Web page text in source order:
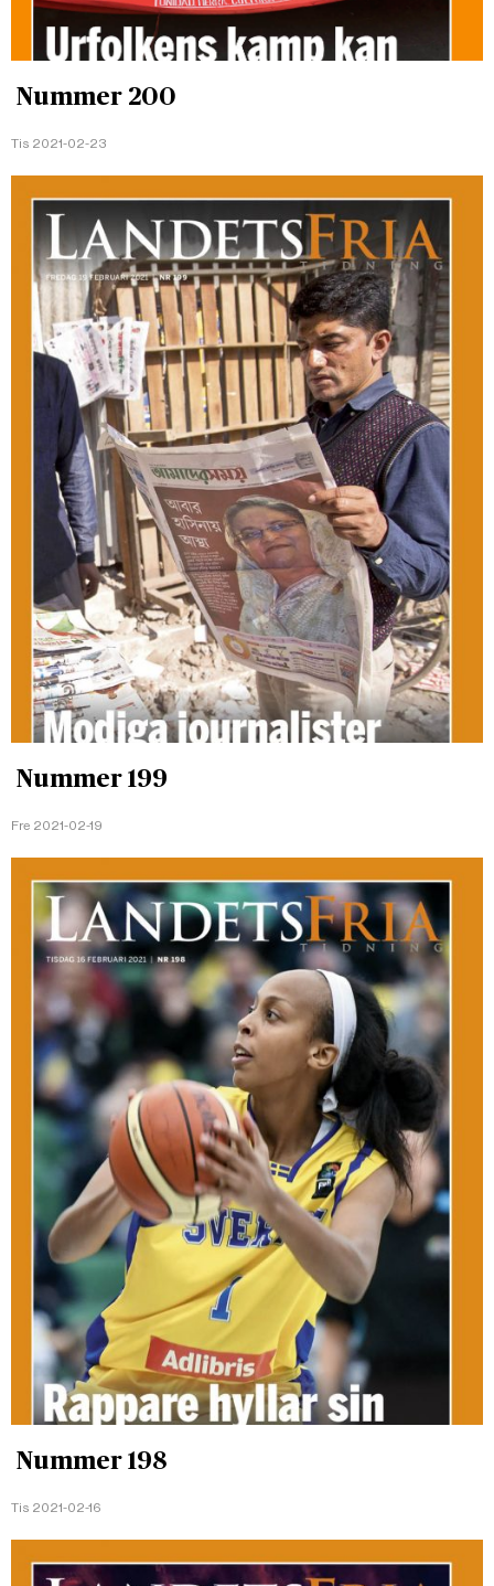
Nummer 200
Tis 2021-02-23
Nummer 199
Fre 2021-02-19
Nummer 198
Tis 2021-02-16